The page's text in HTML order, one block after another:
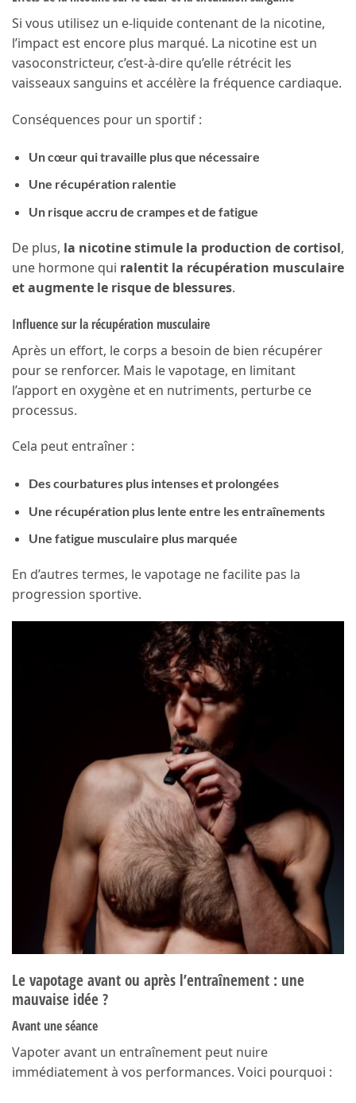
Si vous utilisez un e-liquide contenant de la nicotine,
l’impact est encore plus marqué. La nicotine est un
vasoconstricteur, c’est-à-dire qu’elle rétrécit les
vaisseaux sanguins et accélère la fréquence cardiaque.
Conséquences pour un sportif :
Un cœur qui travaille plus que nécessaire
Une récupération ralentie
Un risque accru de crampes et de fatigue
De plus, la nicotine stimule la production de cortisol,
une hormone qui ralentit la récupération musculaire
et augmente le risque de blessures.
Influence sur la récupération musculaire
Après un effort, le corps a besoin de bien récupérer
pour se renforcer. Mais le vapotage, en limitant
l’apport en oxygène et en nutriments, perturbe ce
processus.
Cela peut entraîner :
Des courbatures plus intenses et prolongées
Une récupération plus lente entre les entraînements
Une fatigue musculaire plus marquée
En d’autres termes, le vapotage ne facilite pas la
progression sportive.
Le vapotage avant ou après l’entraînement : une
mauvaise idée ?
Avant une séance
Vapoter avant un entraînement peut nuire
immédiatement à vos performances. Voici pourquoi :